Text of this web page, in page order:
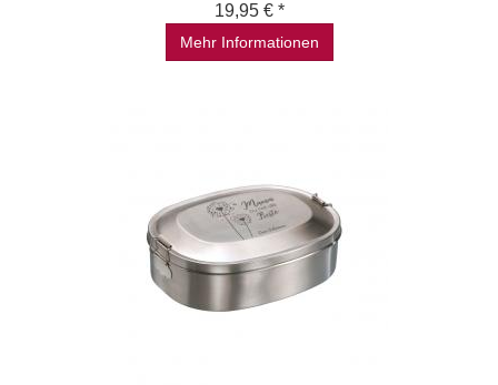
19,95 € *
Mehr Informationen